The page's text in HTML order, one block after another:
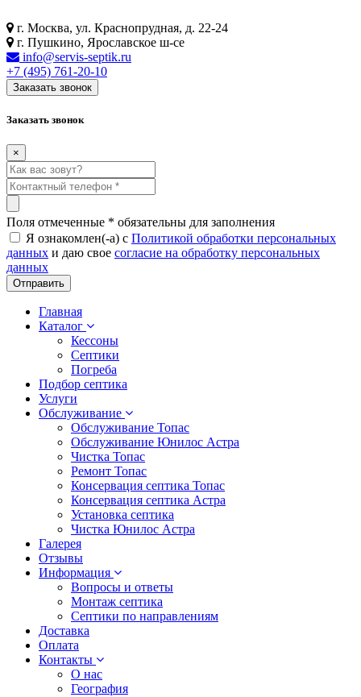
г. Москва, ул. Краснопрудная, д. 22-24
г. Пушкино, Ярославское ш-се
info@servis-septik.ru
+7 (495) 761-20-10
Заказать звонок
Заказать звонок
×
Поля отмеченные * обязательны для заполнения
Я ознакомлен(-а) с Политикой обработки персональных
данных и даю свое согласие на обработку персональных
данных
Главная
Каталог
Кессоны
Септики
Погреба
Подбор септика
Услуги
Обслуживание
Обслуживание Топас
Обслуживание Юнилос Астра
Чистка Топас
Ремонт Топас
Консервация септика Топас
Консервация септика Астра
Установка септика
Чистка Юнилос Астра
Галерея
Отзывы
Информация
Вопросы и ответы
Монтаж септика
Септики по направлениям
Доставка
Оплата
Контакты
О нас
География